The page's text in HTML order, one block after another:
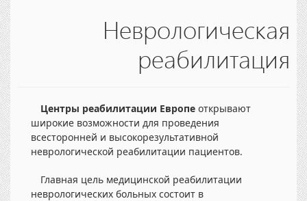
Неврологическая
реабилитация
Центры реабилитации Европе открывают
широкие возможности для проведения
всесторонней и высокорезультативной
неврологической реабилитации пациентов.
Главная цель медицинской реабилитации
неврологических больных состоит в